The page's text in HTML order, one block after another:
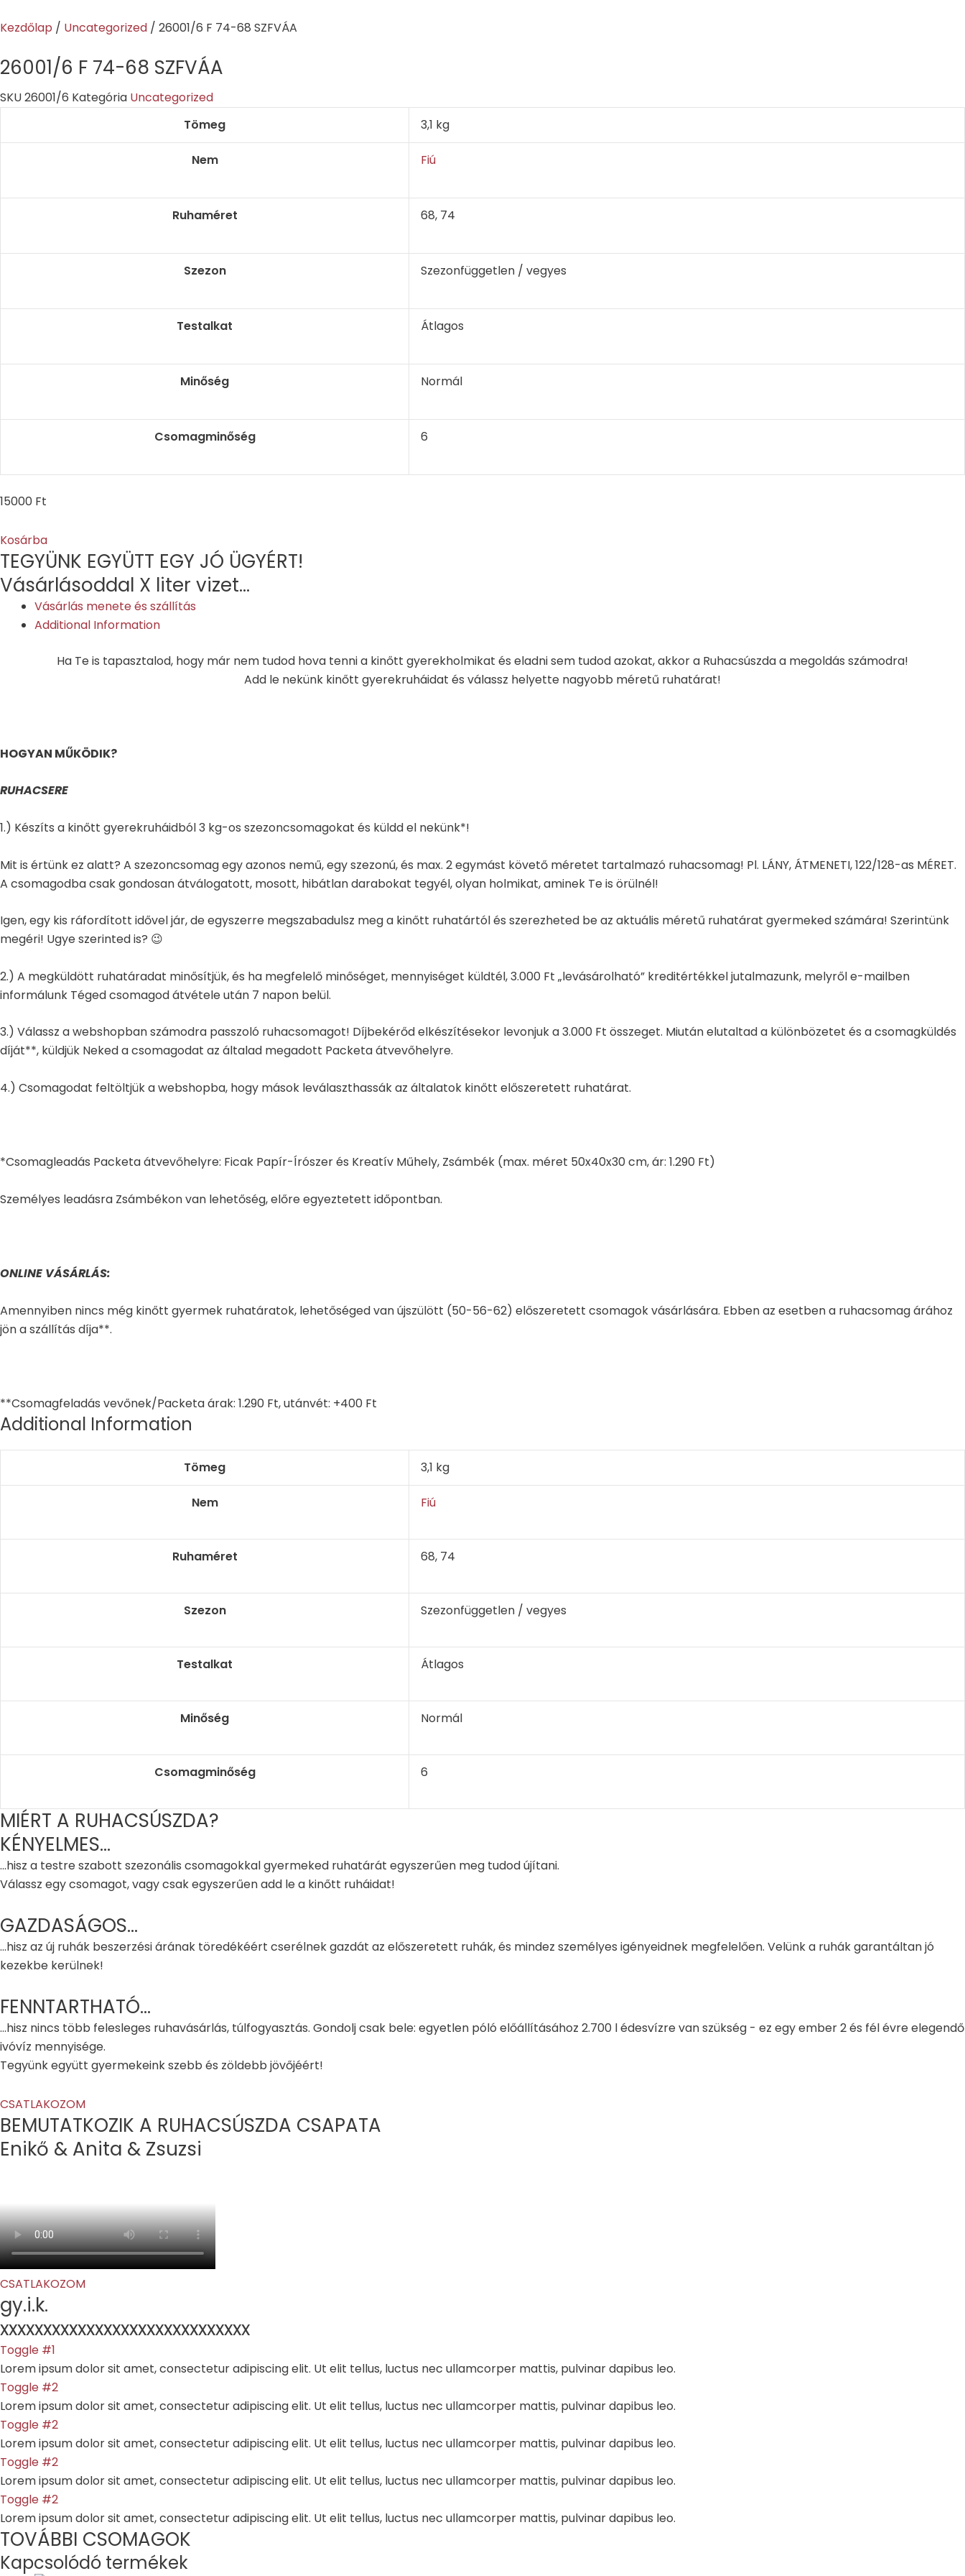
to
Kezdőlap / Uncategorized / 26001/6 F 74-68 SZFVÁA
26001/6 F 74-68 SZFVÁA
SKU26001/6 Kategória Uncategorized
Tömeg
3,1 kg
Nem Fiú
Ruhaméret 68, 74
Szezon Szezonfüggetlen / vegyes
Testalkat Átlagos
Minőség Normál
Csomagminőség 6
15000 Ft
Kosárba
TEGYÜNK EGYÜTT EGY JÓ ÜGYÉRT!​
Vásárlásoddal X liter vizet...
Vásárlás menete és szállítás
Additional Information
Ha Te is tapasztalod, hogy már nem tudod hova tenni a kinőtt gyerekholmikat és eladni sem tudod azokat, akkor a Ruhacsúszda a megoldás számodra!
Add le nekünk kinőtt gyerekruháidat és válassz helyette nagyobb méretű ruhatárat!
HOGYAN MŰKÖDIK?
RUHACSERE
1.) Készíts a kinőtt gyerekruháidból 3 kg-os szezoncsomagokat és küldd el nekünk*!
Mit is értünk ez alatt? A szezoncsomag egy azonos nemű, egy szezonú, és max. 2 egymást követő méretet tartalmazó ruhacsomag! Pl. LÁNY, ÁTMENETI, 122/128-as MÉRET.
A csomagodba csak gondosan átválogatott, mosott, hibátlan darabokat tegyél, olyan holmikat, aminek Te is örülnél!
Igen, egy kis ráfordított idővel jár, de egyszerre megszabadulsz meg a kinőtt ruhatártól és szerezheted be az aktuális méretű ruhatárat gyermeked számára! Szerintünk
megéri! Ugye szerinted is? 😉
2.) A megküldött ruhatáradat minősítjük, és ha megfelelő minőséget, mennyiséget küldtél, 3.000 Ft „levásárolható” kreditértékkel jutalmazunk, melyről e-mailben
informálunk Téged csomagod átvétele után 7 napon belül.
3.) Válassz a webshopban számodra passzoló ruhacsomagot! Díjbekérőd elkészítésekor levonjuk a 3.000 Ft összeget. Miután elutaltad a különbözetet és a csomagküldés
díját**, küldjük Neked a csomagodat az általad megadott Packeta átvevőhelyre.
4.) Csomagodat feltöltjük a webshopba, hogy mások leválaszthassák az általatok kinőtt előszeretett ruhatárat.
*Csomagleadás Packeta átvevőhelyre: Ficak Papír-Írószer és Kreatív Műhely, Zsámbék (max. méret 50x40x30 cm, ár: 1.290 Ft)
Személyes leadásra Zsámbékon van lehetőség, előre egyeztetett időpontban.
ONLINE VÁSÁRLÁS:
Amennyiben nincs még kinőtt gyermek ruhatáratok, lehetőséged van újszülött (50-56-62) előszeretett csomagok vásárlására. Ebben az esetben a ruhacsomag árához
jön a szállítás díja**.
**Csomagfeladás vevőnek/Packeta árak: 1.290 Ft, utánvét: +400 Ft
Additional Information
Tömeg 3,1 kg
Nem Fiú
Ruhaméret 68, 74
Szezon Szezonfüggetlen / vegyes
Testalkat Átlagos
Minőség Normál
Csomagminőség 6
MIÉRT A RUHACSÚSZDA?
KÉNYELMES...
...hisz a testre szabott szezonális csomagokkal gyermeked ruhatárát egyszerűen meg tudod újítani.
Válassz egy csomagot, vagy csak egyszerűen add le a kinőtt ruháidat!
GAZDASÁGOS...
...hisz az új ruhák beszerzési árának töredékéért cserélnek gazdát az előszeretett ruhák, és mindez személyes igényeidnek megfelelően. Velünk a ruhák garantáltan jó
kezekbe kerülnek!
FENNTARTHATÓ...
...hisz nincs több felesleges ruhavásárlás, túlfogyasztás. Gondolj csak bele: egyetlen póló előállításához 2.700 l édesvízre van szükség - ez egy ember 2 és fél évre elegendő
ivóvíz mennyisége.
Tegyünk együtt gyermekeink szebb és zöldebb jövőjéért!
CSATLAKOZOM
BEMUTATKOZIK A RUHACSÚSZDA CSAPATA​
Enikő & Anita & Zsuzsi
CSATLAKOZOM
gy.i.k.
xxxxxxxxxxxxxxxxxxxxxxxxxxxxx
Toggle #1
Lorem ipsum dolor sit amet, consectetur adipiscing elit. Ut elit tellus, luctus nec ullamcorper mattis, pulvinar dapibus leo.
Toggle #2
Lorem ipsum dolor sit amet, consectetur adipiscing elit. Ut elit tellus, luctus nec ullamcorper mattis, pulvinar dapibus leo.
Toggle #2
Lorem ipsum dolor sit amet, consectetur adipiscing elit. Ut elit tellus, luctus nec ullamcorper mattis, pulvinar dapibus leo.
Toggle #2
Lorem ipsum dolor sit amet, consectetur adipiscing elit. Ut elit tellus, luctus nec ullamcorper mattis, pulvinar dapibus leo.
Toggle #2
Lorem ipsum dolor sit amet, consectetur adipiscing elit. Ut elit tellus, luctus nec ullamcorper mattis, pulvinar dapibus leo.
TOVÁBBI CSOMAGOK
Kapcsolódó termékek